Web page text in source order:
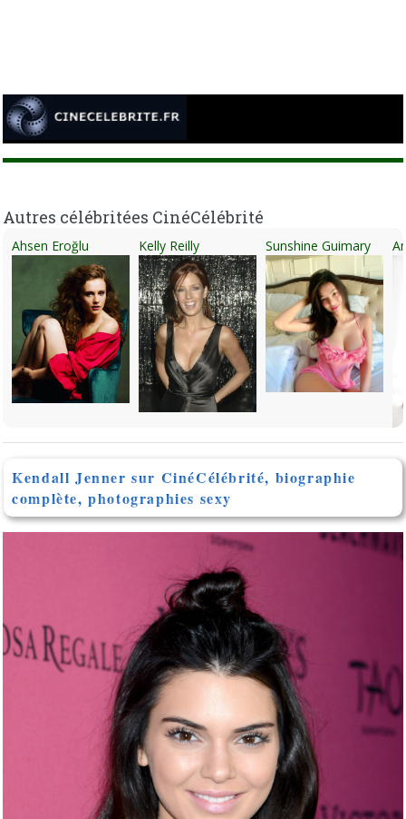
Autres célébritées CinéCélébrité
Ahsen Eroğlu Kelly Reilly Sunshine Guimary
Kendall Jenner sur CinéCélébrité, biographie
complète, photographies sexy